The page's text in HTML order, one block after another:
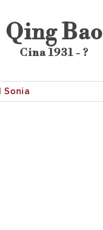
Qing Bao
Cina 1931 - ?
Sonia